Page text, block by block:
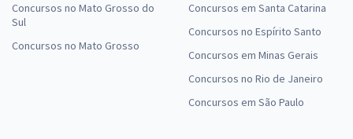
Concursos no Mato Grosso do
Sul
Concursos no Mato Grosso
Concursos em Santa Catarina
Concursos no Espírito Santo
Concursos em Minas Gerais
Concursos no Rio de Janeiro
Concursos em São Paulo